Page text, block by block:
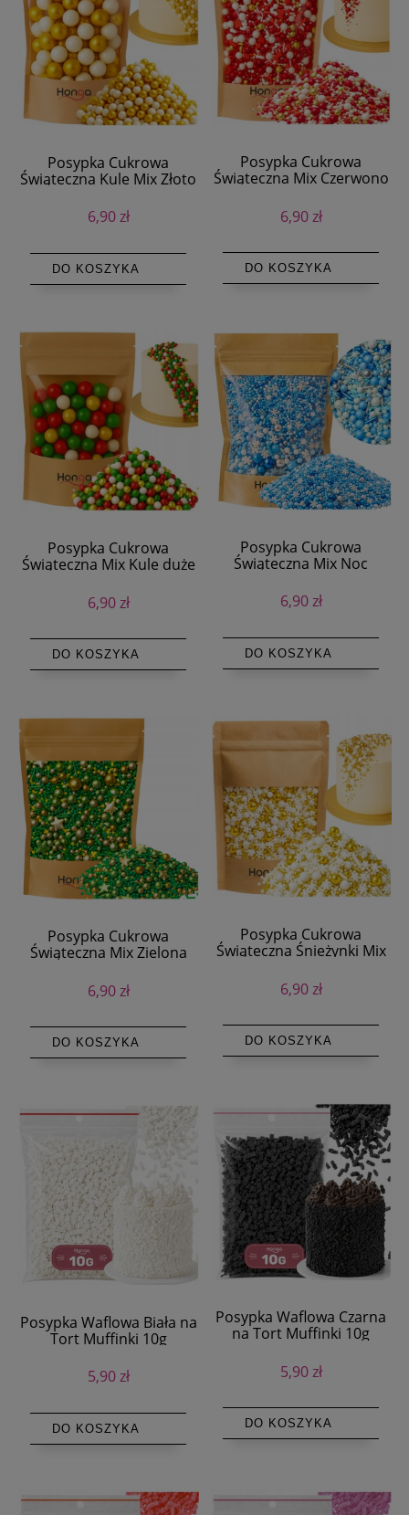
Posypka Cukrowa
Świąteczna Kule Mix Złoto
6,90 zł
DO KOSZYKA
Posypka Cukrowa
Świąteczna Mix Czerwono
6,90 zł
DO KOSZYKA
Posypka Cukrowa
Świąteczna Mix Kule duże
6,90 zł
DO KOSZYKA
Posypka Cukrowa
Świąteczna Mix Noc
6,90 zł
DO KOSZYKA
Posypka Cukrowa
Świąteczna Mix Zielona
6,90 zł
DO KOSZYKA
Posypka Cukrowa
Świąteczna Śnieżynki Mix
6,90 zł
DO KOSZYKA
Posypka Waflowa Biała na
Tort Muffinki 10g
5,90 zł
DO KOSZYKA
Posypka Waflowa Czarna
na Tort Muffinki 10g
5,90 zł
DO KOSZYKA